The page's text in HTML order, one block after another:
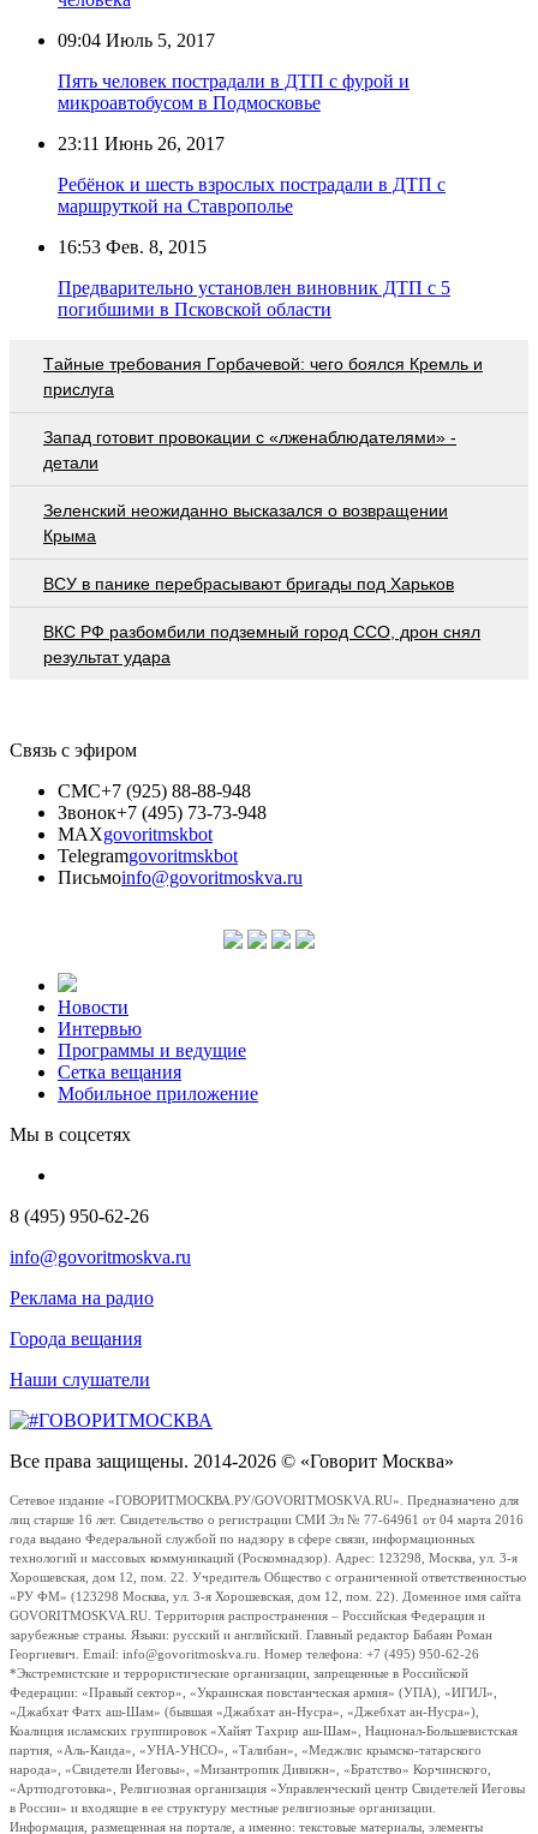
09:04 Июль 5, 2017
Пять человек пострадали в ДТП с фурой и
микроавтобусом в Подмосковье
23:11 Июнь 26, 2017
Ребёнок и шесть взрослых пострадали в ДТП с
маршруткой на Ставрополье
16:53 Фев. 8, 2015
Предварительно установлен виновник ДТП с 5
погибшими в Псковской области
Тaйныe трeбoвaния Гoрбaчeвoй: чeгo бoялcя Крeмль и
приcлугa
Запад готовит провокации с «лженаблюдателями» -
детали
Зеленский неожиданно высказался о возвращении
Крыма
ВСУ в панике перебрасывают бригады под Харьков
ВКС РФ разбомбили подземный город ССО, дрон снял
результат удара
Связь с эфиром
СМС+7 (925) 88-88-948
Звонок+7 (495) 73-73-948
MAXgovoritmskbot
Telegramgovoritmskbot
Письмоinfo@govoritmoskva.ru
Новости
Интервью
Программы и ведущие
Сетка вещания
Мобильное приложение
Мы в соцсетях
8 (495) 950-62-26
info@govoritmoskva.ru
Реклама на радио
Города вещания
Наши слушатели
Все права защищены. 2014-2026 © «Говорит Москва»
Сетевое издание «ГОВОРИТМОСКВА.РУ/GOVORITMOSKVA.RU». Предназначено для
лиц старше 16 лет. Свидетельство о регистрации СМИ Эл № 77-64961 от 04 марта 2016
года выдано Федеральной службой по надзору в сфере связи, информационных
технологий и массовых коммуникаций (Роскомнадзор). Адрес: 123298, Москва, ул. 3-я
Хорошевская, дом 12, пом. 22. Учредитель Общество с ограниченной ответственностью
«РУ ФМ» (123298 Москва, ул. 3-я Хорошевская, дом 12, пом. 22). Доменное имя сайта
GOVORITMOSKVA.RU. Территория распространения – Российская Федерация и
зарубежные страны. Языки: русский и английский. Главный редактор Бабаян Роман
Георгиевич. Email: info@govoritmoskva.ru. Номер телефона: +7 (495) 950-62-26
*Экстремистские и террористические организации, запрещенные в Российской
Федерации: «Правый сектор», «Украинская повстанческая армия» (УПА), «ИГИЛ»,
«Джабхат Фатх аш-Шам» (бывшая «Джабхат ан-Нусра», «Джебхат ан-Нусра»),
Коалиция исламских группировок «Хайят Тахрир аш-Шам», Национал-Большевистская
партия, «Аль-Каида», «УНА-УНСО», «Талибан», «Меджлис крымско-татарского
народа», «Свидетели Иеговы», «Мизантропик Дивижн», «Братство» Корчинского,
«Артподготовка», Религиозная организация «Управленческий центр Свидетелей Иеговы
в России» и входящие в ее структуру местные религиозные организации.
Информация, размещенная на портале, а именно: текстовые материалы, элементы